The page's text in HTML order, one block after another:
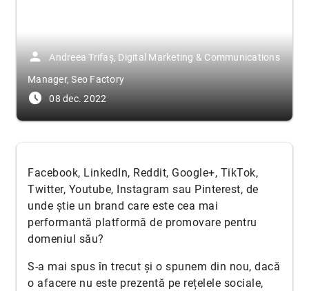
person
Andreea Trifaș, Digital Marketing & Communications
Manager, Seo Factory
access_time_filled 08 dec. 2022
Facebook, LinkedIn, Reddit, Google+, TikTok,
Twitter, Youtube, Instagram sau Pinterest, de
unde știe un brand care este cea mai
performantă platformă de promovare pentru
domeniul său?
S-a mai spus în trecut și o spunem din nou, dacă
o afacere nu este prezentă pe rețelele sociale,